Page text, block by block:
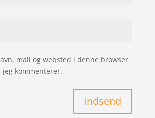
mail og websted i denne browser
kommenterer.
Indsend